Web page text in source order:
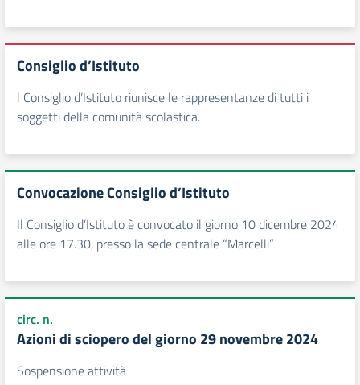
Consiglio d’Istituto
l Consiglio d’Istituto riunisce le rappresentanze di tutti i
soggetti della comunità scolastica.
Convocazione Consiglio d’Istituto
Il Consiglio d’Istituto è convocato il giorno 10 dicembre 2024
alle ore 17.30, presso la sede centrale “Marcelli”
circ. n.
Azioni di sciopero del giorno 29 novembre 2024
Sospensione attività